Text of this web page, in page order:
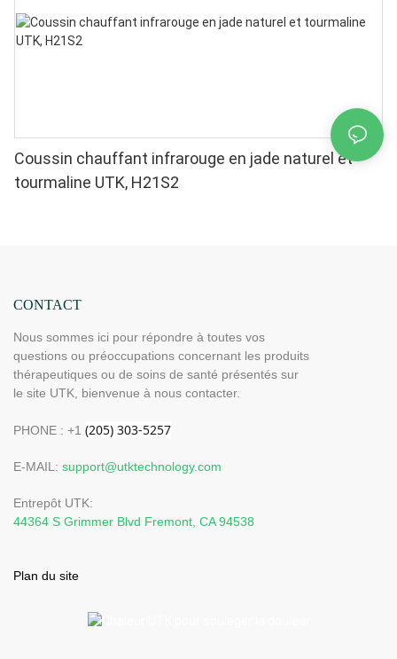
Coussin chauffant infrarouge en jade naturel et
tourmaline UTK, H21S2
CONTACT
Nous sommes ici pour répondre à toutes vos
questions ou préoccupations concernant les produits
thérapeutiques ou de soins de santé présentés sur
le site UTK, bienvenue à nous contacter.
PHONE : +1
E-MAIL: support@utktechnology.com
Entrepôt UTK:
44364 S Grimmer Blvd Fremont, CA 94538
Plan du site